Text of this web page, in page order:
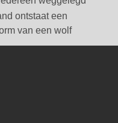
ontstaat een
van een wolf